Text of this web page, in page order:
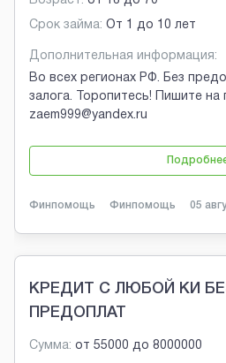
Срок займа: От 1 до 10 лет
Дополнительная информация:
Во всех регионах РФ. Без
залога. Торопитесь! Пишите на
zaem999@yandex.ru
Финпомощь Финпомощь 05
КРЕДИТ С ЛЮБОЙ КИ
ПРЕДОПЛАТ
Сумма: от 55000 до 8000000